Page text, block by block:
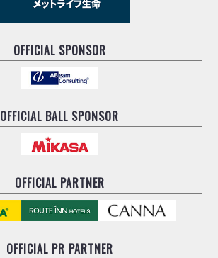
OFFICIAL SPONSOR
OFFICIAL BALL SPONSOR
OFFICIAL PARTNER
OFFICIALPR PARTNER